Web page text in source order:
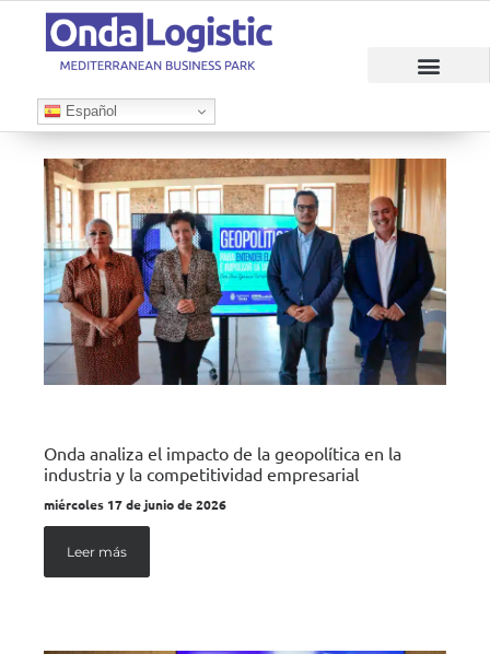
Español
Onda analiza el impacto de la geopolítica en la
industria y la competitividad empresarial
miércoles 17 de junio de 2026
Leer más